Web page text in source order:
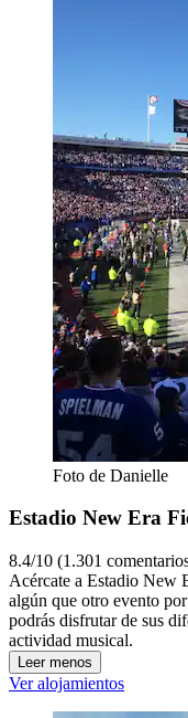
Foto de Danielle
Estadio New Era
8.4/10 (1.301
Acércate a Estadio New
algún que otro evento
podrás disfrutar de sus
actividad musical.
Leer menos
Ver alojamientos